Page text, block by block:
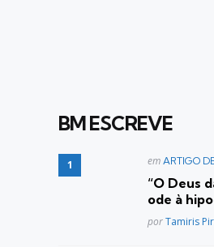
BM ESCREVE
Postado
em ARTIGO
“O Deus
ode à
Posted
porTamiris